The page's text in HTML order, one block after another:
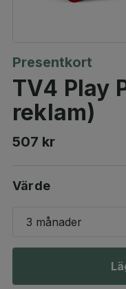
Presentkort
TV4 Play
reklam)
507 kr
Värde
3 månader